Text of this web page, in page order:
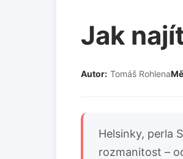
Jak
Autor: Tomáš Rohlena
Helsinky, perla
rozmanitost –